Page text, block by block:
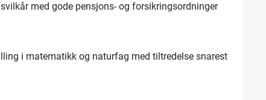
med gode pensjons- og forsikringsordninger
i matematikk og naturfag med tiltredelse snarest